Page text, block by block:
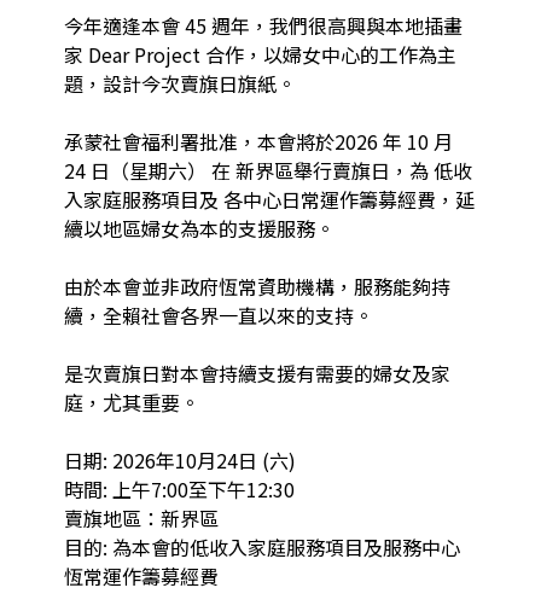
今年適逢本會 45 週年，我們很高興與本地插畫
家 Dear Project 合作，以婦女中心的工作為主
題，設計今次賣旗日旗紙。
承蒙社會福利署批准，本會將於2026 年 10 月
24 日（星期六） 在 新界區舉行賣旗日，為 低收
入家庭服務項目及 各中心日常運作籌募經費，延
續以地區婦女為本的支援服務。
由於本會並非政府恆常資助機構，服務能夠持
續，全賴社會各界一直以來的支持。
是次賣旗日對本會持續支援有需要的婦女及家
庭，尤其重要。
日期: 2026年10月24日 (六)
時間: 上午7:00至下午12:30
賣旗地區：新界區
目的: 為本會的低收入家庭服務項目及服務中心
恆常運作籌募經費